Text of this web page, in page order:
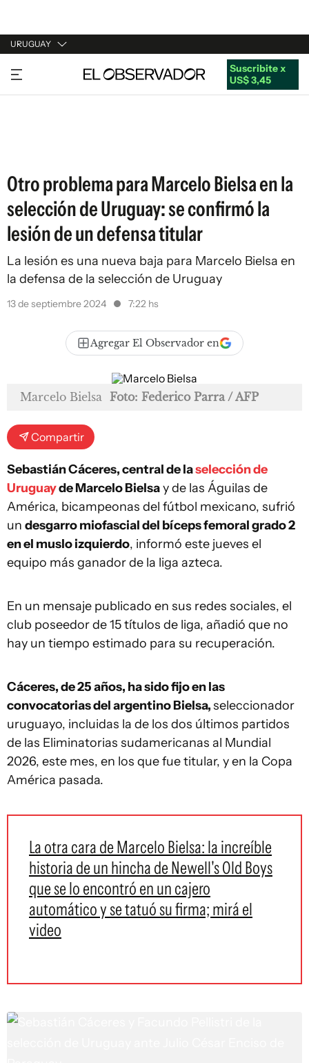
URUGUAY
URUGUAY
ARGENTINA
Suscribite x
US$ 3,45
Otro problema para Marcelo Bielsa en la
selección de Uruguay: se confirmó la
lesión de un defensa titular
La lesión es una nueva baja para Marcelo Bielsa en
la defensa de la selección de Uruguay
13 de septiembre 2024 7:22 hs
Agregar El Observador en
Marcelo Bielsa Foto: Federico Parra / AFP
Compartir
Sebastián Cáceres, central de laselección de
Uruguayde Marcelo Bielsay de las Águilas de
América, bicampeonas del fútbol mexicano, sufrió
un desgarro miofascial del bíceps femoral grado 2
en el muslo izquierdo, informó este jueves el
equipo más ganador de la liga azteca.
En un mensaje publicado en sus redes sociales, el
club poseedor de 15 títulos de liga, añadió que no
hay un tiempo estimado para su recuperación.
Cáceres, de 25 años, ha sido fijo en las
convocatorias del argentino Bielsa,seleccionador
uruguayo, incluidas la de los dos últimos partidos
de las Eliminatorias sudamericanas al Mundial
2026, este mes, en los que fue titular, y en la Copa
América pasada.
La otra cara de Marcelo Bielsa: la increíble
historia de un hincha de Newell's Old Boys
que se lo encontró en un cajero
automático y se tatuó su firma; mirá el
video